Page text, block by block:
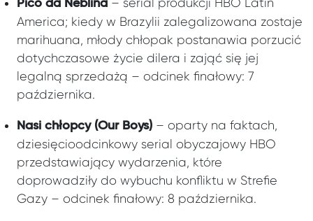
Pico da Neblina– serial produkcji HBO Latin
America; kiedy w Brazylii zalegalizowana zostaje
marihuana, młody chłopak postanawia porzucić
dotychczasowe życie dilera i zająć się jej
legalną sprzedażą – odcinek finałowy: 7
października.
Nasi chłopcy (Our Boys)– oparty na faktach,
dziesięcioodcinkowy serial obyczajowy HBO
przedstawiający wydarzenia, które
doprowadziły do wybuchu konfliktu w Strefie
Gazy – odcinek finałowy: 8 października.